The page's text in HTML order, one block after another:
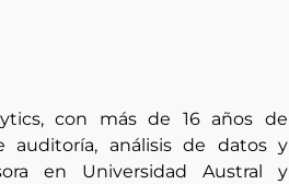
con más de 16 años de
auditoría, análisis de datos y
en Universidad Austral
y